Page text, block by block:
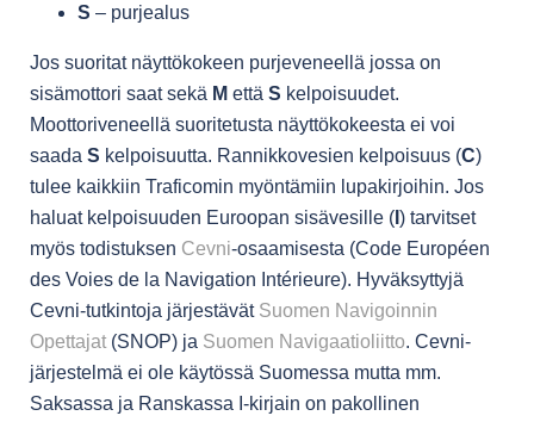
S – purjealus
Jos suoritat näyttökokeen purjeveneellä jossa on
sisämottori saat sekä M että S kelpoisuudet.
Moottoriveneellä suoritetusta näyttökokeesta ei voi
saada S kelpoisuutta. Rannikkovesien kelpoisuus (C)
tulee kaikkiin Traficomin myöntämiin lupakirjoihin. Jos
haluat kelpoisuuden Euroopan sisävesille ( ) tarvitset
myös todistuksen Cevni-osaamisesta (Code Européen
des Voies de la Navigation Intérieure). Hyväksyttyjä
Cevni-tutkintoja järjestävät Suomen Navigoinnin
Opettajat (SNOP) ja Suomen Navigaatioliitto. Cevni-
järjestelmä ei ole käytössä Suomessa mutta mm.
Saksassa ja Ranskassa I-kirjain on pakollinen